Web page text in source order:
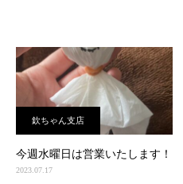
欽ちゃん支店
今週水曜日は営業いたします！
2023.07.17